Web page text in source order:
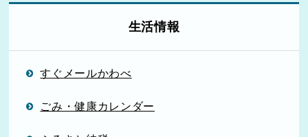
生活情報
すぐメールかわべ
ごみ・健康カレンダー